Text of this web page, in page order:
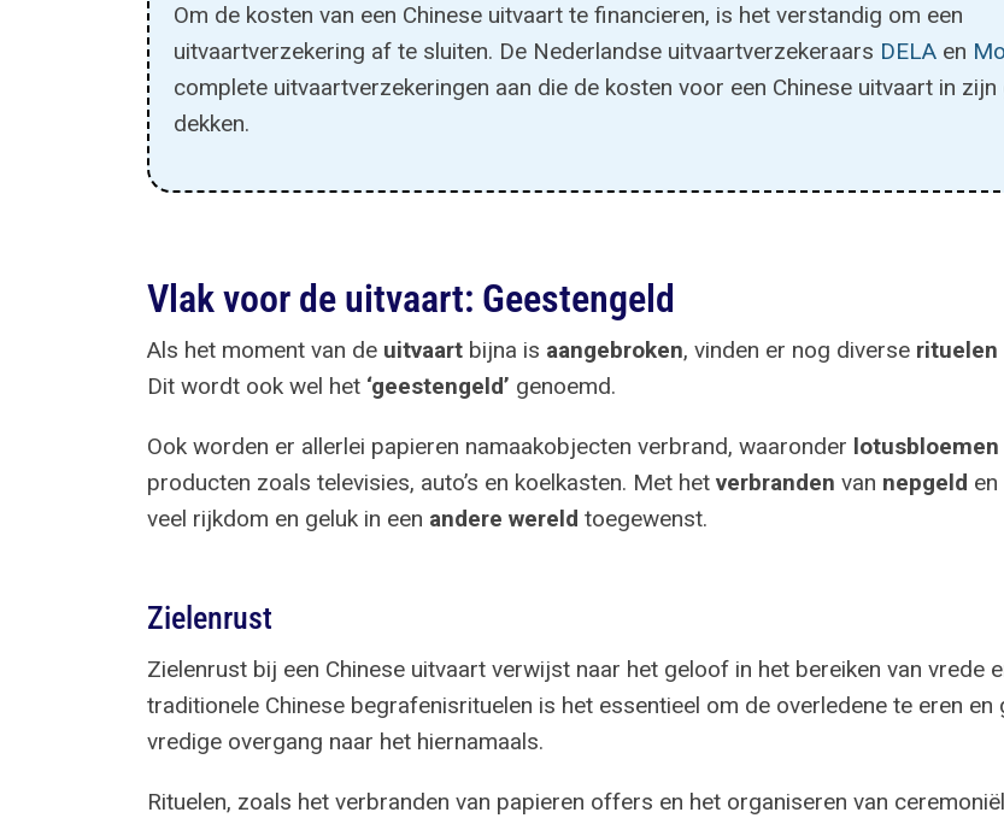
Om de kosten van een Chinese uitvaart te financieren, is het verstandig om een
uitvaartverzekering af te sluiten. De Nederlandse uitvaartverzekeraars DELAen
complete uitvaartverzekeringen aan die de kosten voor een Chinese uitvaart in zijn
dekken.
Vlak voor de uitvaart: Geestengeld
Als het moment van de uitvaartbijna is aangebroken, vinden er nog diverse rituelen
Dit wordt ook wel het ‘geestengeld’ genoemd.
Ook worden er allerlei papieren namaakobjecten verbrand, waaronder lotusbloemen
producten zoals televisies, auto’s en koelkasten. Met het verbranden van nepgeld
veel rijkdom en geluk in een andere wereld toegewenst.
Zielenrust
Zielenrust bij een Chinese uitvaart verwijst naar het geloof in het bereiken van vrede
traditionele Chinese begrafenisrituelen is het essentieel om de overledene te eren
vredige overgang naar het hiernamaals.
Rituelen, zoals het verbranden van papieren offers en het organiseren van